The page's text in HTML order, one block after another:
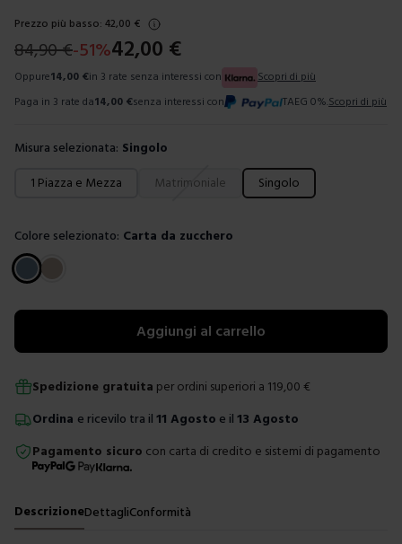
Prezzo più basso: 42,00 €
84,90€-51%42,00 €
Oppure14,00 €in 3 rate senza interessi con
Scopri di più
Paga in 3 rate da14,00 €senza interessi con TAEG 0%. Scopri di più
Misura selezionata: Singolo
Scegli una misura
1 Piazza e Mezza Matrimoniale Singolo
Colore selezionato: Carta da zucchero
Scegli un colore
Aggiungi al carrello
Spedizione gratuita per ordini superiori a 119,00 €
Ordina e ricevilo tra il 11 Agosto e il 13 Agosto
Pagamento sicuro con carta di credito e sistemi di pagamento
DescrizioneDettagliConformità